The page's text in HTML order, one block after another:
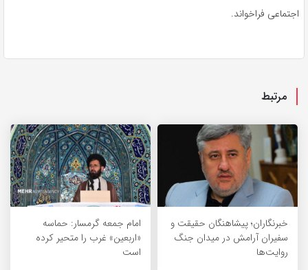
اجتماعی فراخواند.
مرتبط
خبرنگاران؛ پیشاهنگان حقیقت و
سفیران آرامش در میدان جنگ
روایت‌ها
امام جمعه گرمسار: حماسه
«اربعین» غرب را متحیر کرده
است